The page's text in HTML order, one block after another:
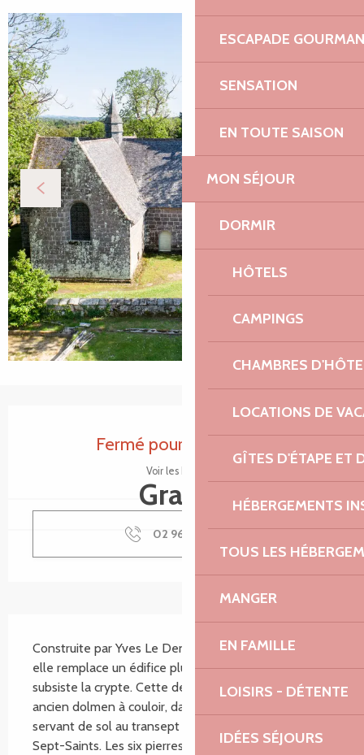
ESCAPADE
SENSATION
EN TOUTE SAISON
MON SÉJOUR
DORMIR
HÔTELS
CAMPINGS
CHAMBRES
LOCATIONS DE
GÎTES D'ÉTAPE ET
HÉBERGEMENTS
TOUS LES
MANGER
EN FAMILLE
LOISIRS - DÉTENTE
IDÉES SÉJOURS
Fermé pour aujourd'hui
Voir les horaires
Gratuit
02 96 05 60
Construite par Yves Le Denmat entre 1703 et 1714,
elle remplace un édifice plus ancien, dont seule
subsiste la crypte. Cette dernière est en fait un
ancien dolmen à couloir, datant du néolithique et
servant de sol au transept sud de la chapelle des
Sept-Saints. Les six pierres se répartissent en...